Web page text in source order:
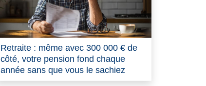
Retraite : même avec 300 000 € de
côté, votre pension fond chaque
année sans que vous le sachiez